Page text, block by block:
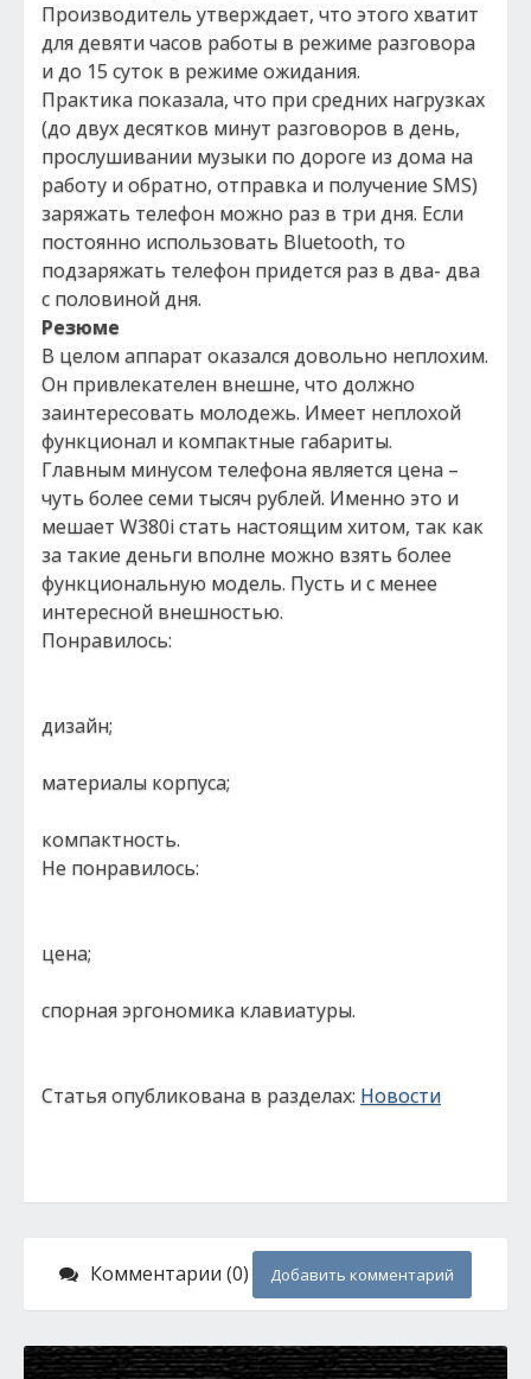
Производитель утверждает, что этого хватит
для девяти часов работы в режиме разговора
и до 15 суток в режиме ожидания.
Практика показала, что при средних нагрузках
(до двух десятков минут разговоров в день,
прослушивании музыки по дороге из дома на
работу и обратно, отправка и получение SMS)
заряжать телефон можно раз в три дня. Если
постоянно использовать Bluetooth, то
подзаряжать телефон придется раз в два- два
с половиной дня.
Резюме
В целом аппарат оказался довольно неплохим.
Он привлекателен внешне, что должно
заинтересовать молодежь. Имеет неплохой
функционал и компактные габариты.
Главным минусом телефона является цена –
чуть более семи тысяч рублей. Именно это и
мешает W380i стать настоящим хитом, так как
за такие деньги вполне можно взять более
функциональную модель. Пусть и с менее
интересной внешностью.
Понравилось:
дизайн;
материалы корпуса;
компактность.
Не понравилось:
цена;
спорная эргономика клавиатуры.
Статья опубликована в разделах: Новости
Комментарии (0) Добавить комментарий